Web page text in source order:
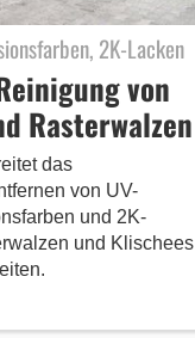
2K-Lacken
von
Rasterwalzen
das
von UV-
und 2K-
und Klischees